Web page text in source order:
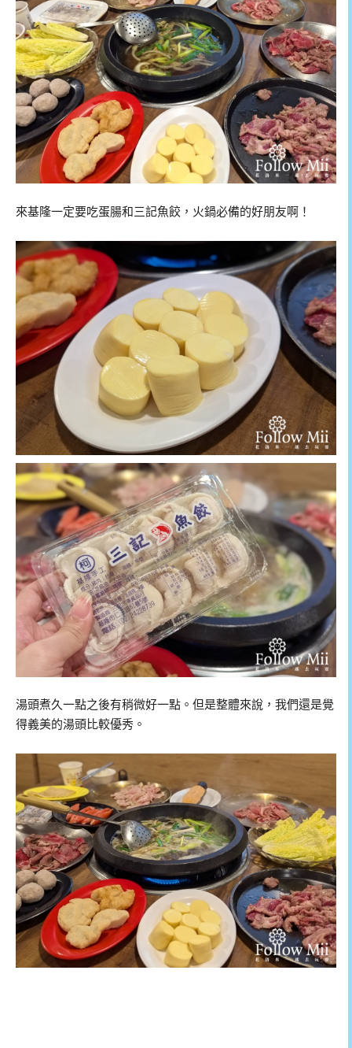
來基隆一定要吃蛋腸和三記魚餃，火鍋必備的好朋友啊！
湯頭煮久一點之後有稍微好一點。但是整體來說，我們還是覺
得義美的湯頭比較優秀。